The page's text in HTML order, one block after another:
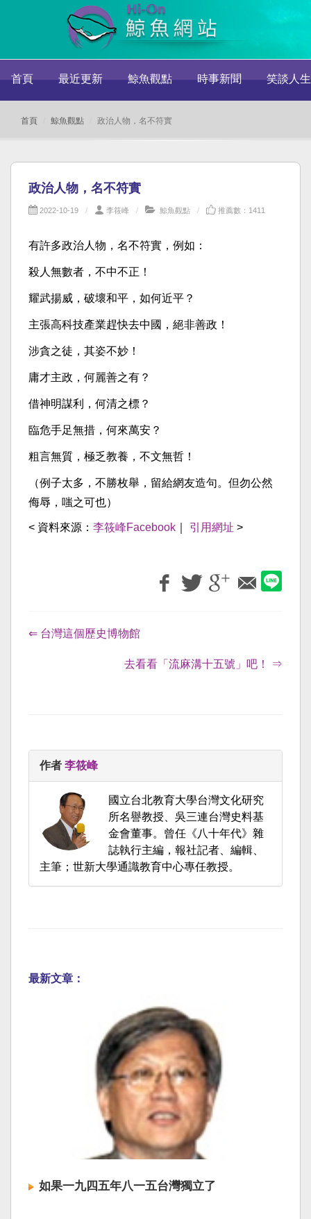
首頁 最近更新 鯨魚觀點 時事新聞 笑談人生
首頁 鯨魚觀點 政治人物，名不符實
政治人物，名不符實
2022-10-19 李筱峰 鯨魚觀點 推薦數：1411
有許多政治人物，名不符實，例如：
殺人無數者，不中不正！
耀武揚威，破壞和平，如何近平？
主張高科技產業趕快去中國，絕非善政！
涉貪之徒，其姿不妙！
庸才主政，何麗善之有？
借神明謀利，何清之標？
臨危手足無措，何來萬安？
粗言無質，極乏教養，不文無哲！
（例子太多，不勝枚舉，留給網友造句。但勿公然
侮辱，嗤之可也）
< 資料來源： 李筱峰Facebook 引用網址 >
⇐ 台灣這個歷史博物館
去看看「流麻溝十五號」吧！ ⇒
作者 李筱峰
國立台北教育大學台灣文化研究
所名譽教授、吳三連台灣史料基
金會董事。曾任《八十年代》雜
誌執行主編，報社記者、編輯、
主筆；世新大學通識教育中心專任教授。
最新文章：
如果一九四五年八一五台灣獨立了